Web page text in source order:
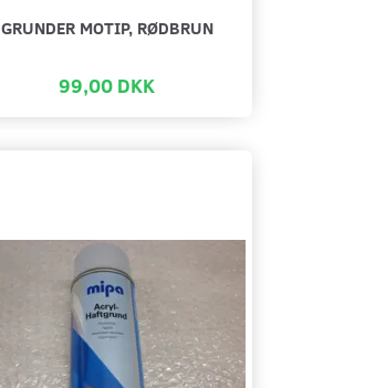
GRUNDER MOTIP, RØDBRUN
99,00 DKK